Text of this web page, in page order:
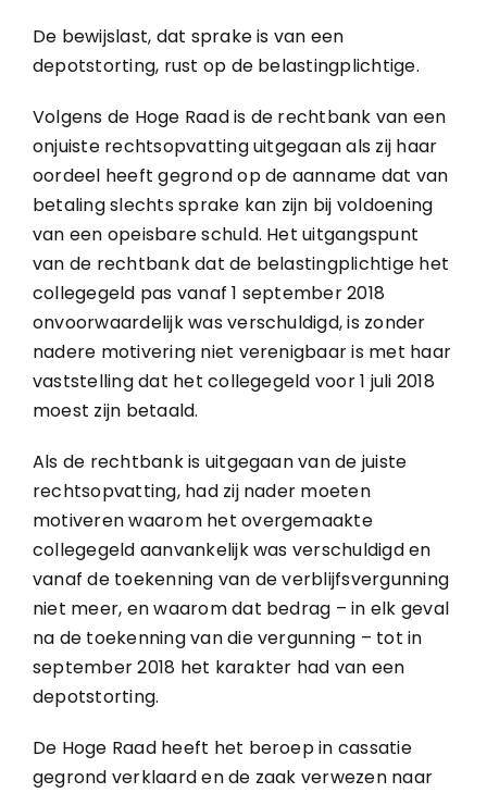
De bewijslast, dat sprake is van een
depotstorting, rust op de belastingplichtige.
Volgens de Hoge Raad is de rechtbank van een
onjuiste rechtsopvatting uitgegaan als zij haar
oordeel heeft gegrond op de aanname dat van
betaling slechts sprake kan zijn bij voldoening
van een opeisbare schuld. Het uitgangspunt
van de rechtbank dat de belastingplichtige het
collegegeld pas vanaf 1 september 2018
onvoorwaardelijk was verschuldigd, is zonder
nadere motivering niet verenigbaar is met haar
vaststelling dat het collegegeld voor 1 juli 2018
moest zijn betaald.
Als de rechtbank is uitgegaan van de juiste
rechtsopvatting, had zij nader moeten
motiveren waarom het overgemaakte
collegegeld aanvankelijk was verschuldigd en
vanaf de toekenning van de verblijfsvergunning
niet meer, en waarom dat bedrag – in elk geval
na de toekenning van die vergunning – tot in
september 2018 het karakter had van een
depotstorting.
De Hoge Raad heeft het beroep in cassatie
gegrond verklaard en de zaak verwezen naar